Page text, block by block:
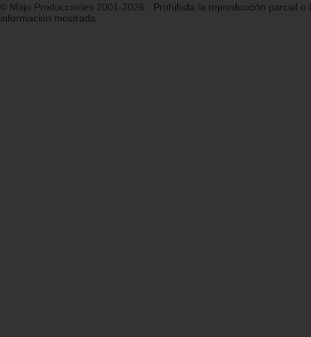
© Majo Producciones 2001-2026 - Prohibida la reproducción parcial o
información mostrada